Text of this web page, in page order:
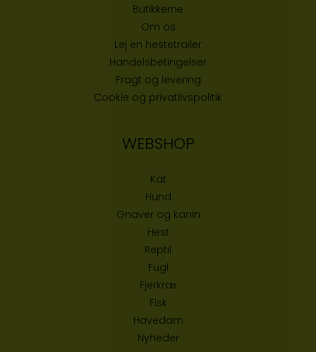
Butikkerne
Om os
Lej en hestetrailer
Handelsbetingelser
Fragt og levering
Cookie og privatlivspolitik
WEBSHOP
Kat
Hund
Gnaver og kanin
Hest
Reptil
Fugl
Fjerkræ
Fisk
Havedam
Nyheder